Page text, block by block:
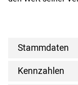
Stammdaten
Kennzahlen